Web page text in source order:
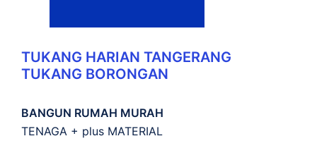
TUKANG HARIAN TANGERANG
TUKANG BORONGAN
BANGUN RUMAH MURAH
TENAGA + plus MATERIAL